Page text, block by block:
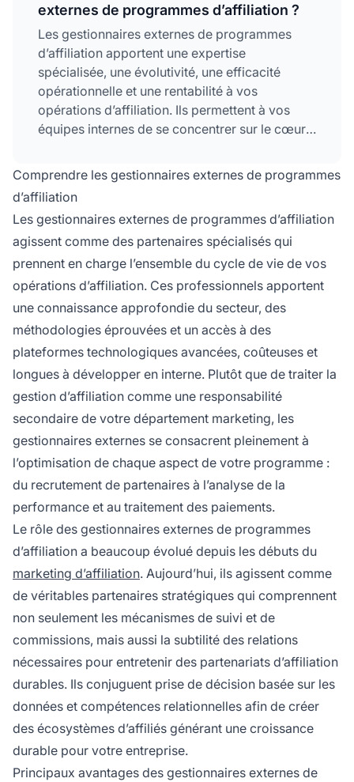
externes de programmes d’affiliation ?
Les gestionnaires externes de programmes
d’affiliation apportent une expertise
spécialisée, une évolutivité, une efficacité
opérationnelle et une rentabilité à vos
opérations d’affiliation. Ils permettent à vos
équipes internes de se concentrer sur le cœur
d’affiliation performants et adaptés au marché,
générant un ROI mesurable.
Comprendre les gestionnaires externes de programmes
d’affiliation
Les gestionnaires externes de programmes d’affiliation
agissent comme des partenaires spécialisés qui
prennent en charge l’ensemble du cycle de vie de vos
opérations d’affiliation. Ces professionnels apportent
une connaissance approfondie du secteur, des
méthodologies éprouvées et un accès à des
plateformes technologiques avancées, coûteuses et
longues à développer en interne. Plutôt que de traiter la
gestion d’affiliation comme une responsabilité
secondaire de votre département marketing, les
gestionnaires externes se consacrent pleinement à
l’optimisation de chaque aspect de votre programme :
du recrutement de partenaires à l’analyse de la
performance et au traitement des paiements.
Le rôle des gestionnaires externes de programmes
d’affiliation a beaucoup évolué depuis les débuts du
marketing d’affiliation. Aujourd’hui, ils agissent comme
de véritables partenaires stratégiques qui comprennent
non seulement les mécanismes de suivi et de
commissions, mais aussi la subtilité des relations
nécessaires pour entretenir des partenariats d’affiliation
durables. Ils conjuguent prise de décision basée sur les
données et compétences relationnelles afin de créer
des écosystèmes d’affiliés générant une croissance
durable pour votre entreprise.
Principaux avantages des gestionnaires externes de